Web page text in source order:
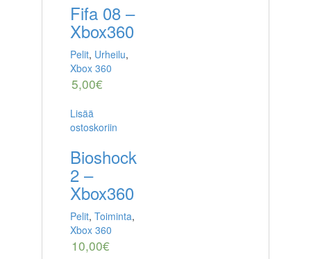
Fifa 08 –
Xbox360
Pelit, Urheilu,
Xbox 360
5,00€
Lisää
ostoskoriin
Bioshock
2 –
Xbox360
Pelit, Toiminta,
Xbox 360
10,00€